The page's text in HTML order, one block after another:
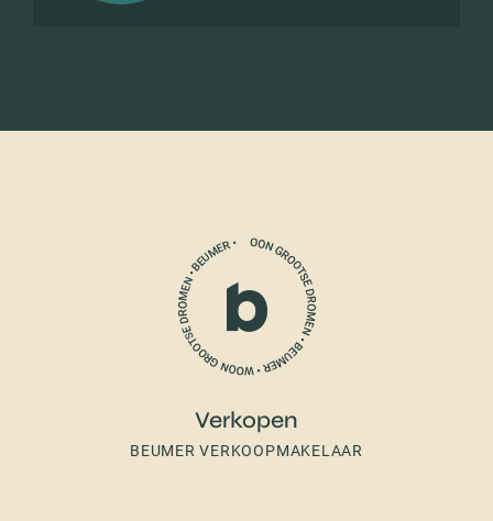
Verkopen
BEUMER VERKOOPMAKELAAR